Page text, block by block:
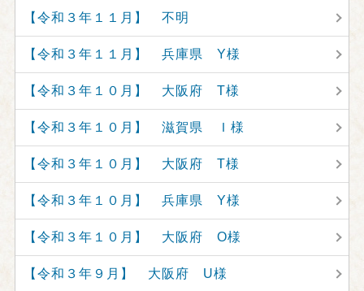
【令和３年１１月】 不明
【令和３年１１月】 兵庫県 Y様
【令和３年１０月】 大阪府 T様
【令和３年１０月】 滋賀県 Ｉ様
【令和３年１０月】 大阪府 T様
【令和３年１０月】 兵庫県 Y様
【令和３年１０月】 大阪府 O様
【令和３年９月】 大阪府 U様